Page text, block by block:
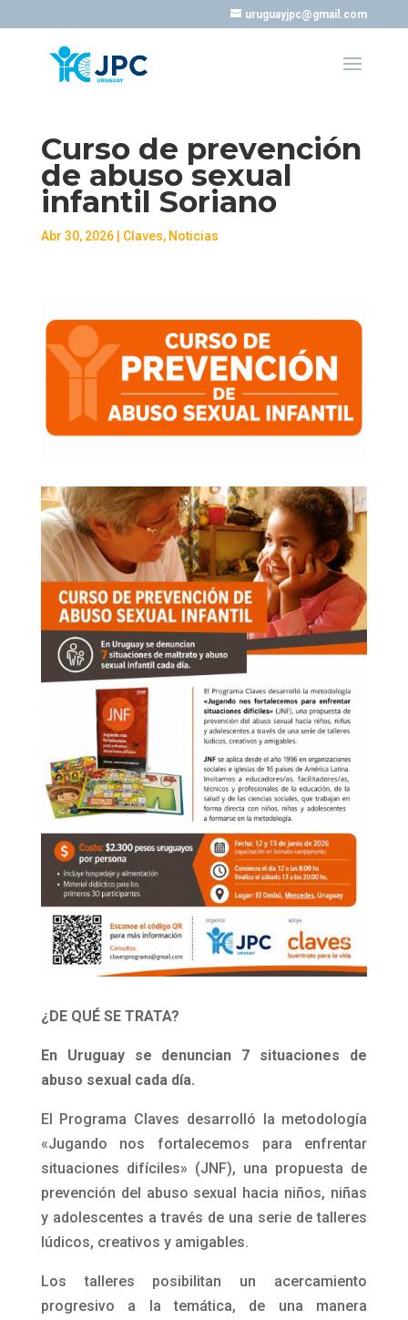
uruguayjpc@gmail.com
Curso de prevención
de abuso sexual
infantil Soriano
Abr 30, 2026| Claves, Noticias
¿DE QUÉ SE TRATA?
En Uruguay se denuncian 7 situaciones de
abuso sexual cada día.
El Programa Claves desarrolló la metodología
«Jugando nos fortalecemos para enfrentar
situaciones difíciles» (JNF), una propuesta de
prevención del abuso sexual hacia niños, niñas
y adolescentes a través de una serie de talleres
lúdicos, creativos y amigables.
Los talleres posibilitan un acercamiento
progresivo a la temática, de una manera